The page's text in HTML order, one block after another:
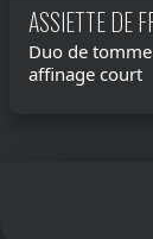
ASSIETTE DE
Duo de
affinage court